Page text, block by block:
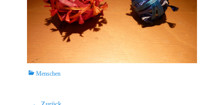
Kategorien
Menschen